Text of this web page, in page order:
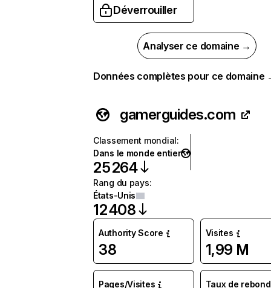
Déverrouiller
Analyser ce domaine →
Données complètes pour ce domaine
gamerguides.com
Classement mondial:
Dans le monde entier
25 264
Rang du pays:
États-Unis
12 408
Authority Score
38
Visites
1,99 M
Pages/Visites Taux de rebond